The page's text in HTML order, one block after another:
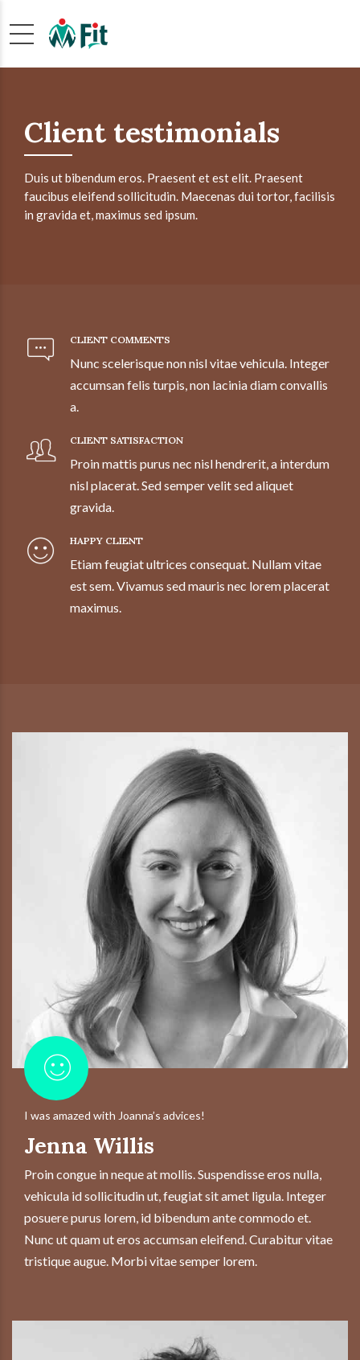
Client testimonials
Duis ut bibendum eros. Praesent et est elit. Praesent
faucibus eleifend sollicitudin. Maecenas dui tortor, facilisis
in gravida et, maximus sed ipsum.
CLIENT COMMENTS
Nunc scelerisque non nisl vitae vehicula. Integer
accumsan felis turpis, non lacinia diam convallis
a.
CLIENT SATISFACTION
Proin mattis purus nec nisl hendrerit, a interdum
nisl placerat. Sed semper velit sed aliquet
gravida.
HAPPY CLIENT
Etiam feugiat ultrices consequat. Nullam vitae
est sem. Vivamus sed mauris nec lorem placerat
maximus.
I was amazed with Joanna’s advices!
Jenna Willis
Proin congue in neque at mollis. Suspendisse eros nulla,
vehicula id sollicitudin ut, feugiat sit amet ligula. Integer
posuere purus lorem, id bibendum ante commodo et.
Nunc ut quam ut eros accumsan eleifend. Curabitur vitae
tristique augue. Morbi vitae semper lorem.